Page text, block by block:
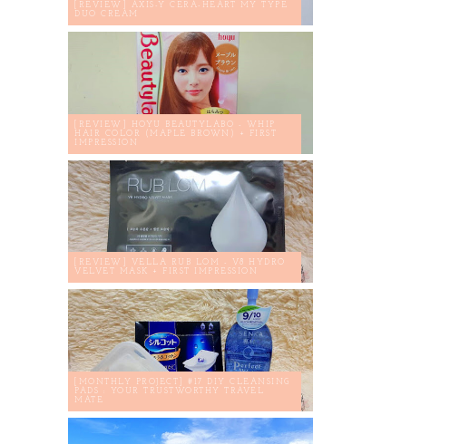
[REVIEW] AXIS-Y CERA-HEART MY TYPE
DUO CREAM
[REVIEW] HOYU BEAUTYLABO - WHIP
HAIR COLOR (MAPLE BROWN) + FIRST
IMPRESSION
[REVIEW] VELLA RUB LOM - V8 HYDRO
VELVET MASK + FIRST IMPRESSION
[MONTHLY PROJECT] #17 DIY CLEANSING
PADS : YOUR TRUSTWORTHY TRAVEL
MATE